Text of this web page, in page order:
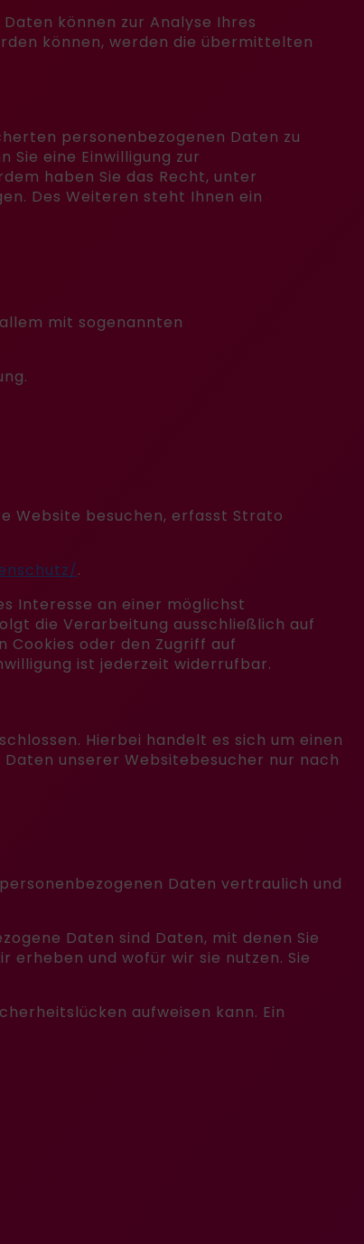
können zur Analyse Ihres
können, werden die übermittelten
personenbezogenen Daten zu
Sie eine Einwilligung zur
haben Sie das Recht, unter
Des Weiteren steht Ihnen ein
mit sogenannten
Website besuchen, erfasst Strato
.
Interesse an einer möglichst
die Verarbeitung ausschließlich auf
Cookies oder den Zugriff auf
ist jederzeit widerrufbar.
Hierbei handelt es sich um einen
unserer Websitebesucher nur nach
Daten vertraulich und
Daten sind Daten, mit denen Sie
und wofür wir sie nutzen. Sie
aufweisen kann. Ein